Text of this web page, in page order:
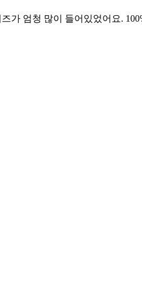
가 엄청 많이 들어있었어요.